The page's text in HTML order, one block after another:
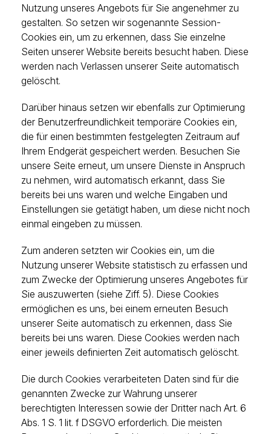
Nutzung unseres Angebots für Sie angenehmer zu
gestalten. So setzen wir sogenannte Session-
Cookies ein, um zu erkennen, dass Sie einzelne
Seiten unserer Website bereits besucht haben. Diese
werden nach Verlassen unserer Seite automatisch
gelöscht.
Darüber hinaus setzen wir ebenfalls zur Optimierung
der Benutzerfreundlichkeit temporäre Cookies ein,
die für einen bestimmten festgelegten Zeitraum auf
Ihrem Endgerät gespeichert werden. Besuchen Sie
unsere Seite erneut, um unsere Dienste in Anspruch
zu nehmen, wird automatisch erkannt, dass Sie
bereits bei uns waren und welche Eingaben und
Einstellungen sie getätigt haben, um diese nicht noch
einmal eingeben zu müssen.
Zum anderen setzten wir Cookies ein, um die
Nutzung unserer Website statistisch zu erfassen und
zum Zwecke der Optimierung unseres Angebotes für
Sie auszuwerten (siehe Ziff. 5). Diese Cookies
ermöglichen es uns, bei einem erneuten Besuch
unserer Seite automatisch zu erkennen, dass Sie
bereits bei uns waren. Diese Cookies werden nach
einer jeweils definierten Zeit automatisch gelöscht.
Die durch Cookies verarbeiteten Daten sind für die
genannten Zwecke zur Wahrung unserer
berechtigten Interessen sowie der Dritter nach Art. 6
Abs. 1 S. 1 lit. f DSGVO erforderlich. Die meisten